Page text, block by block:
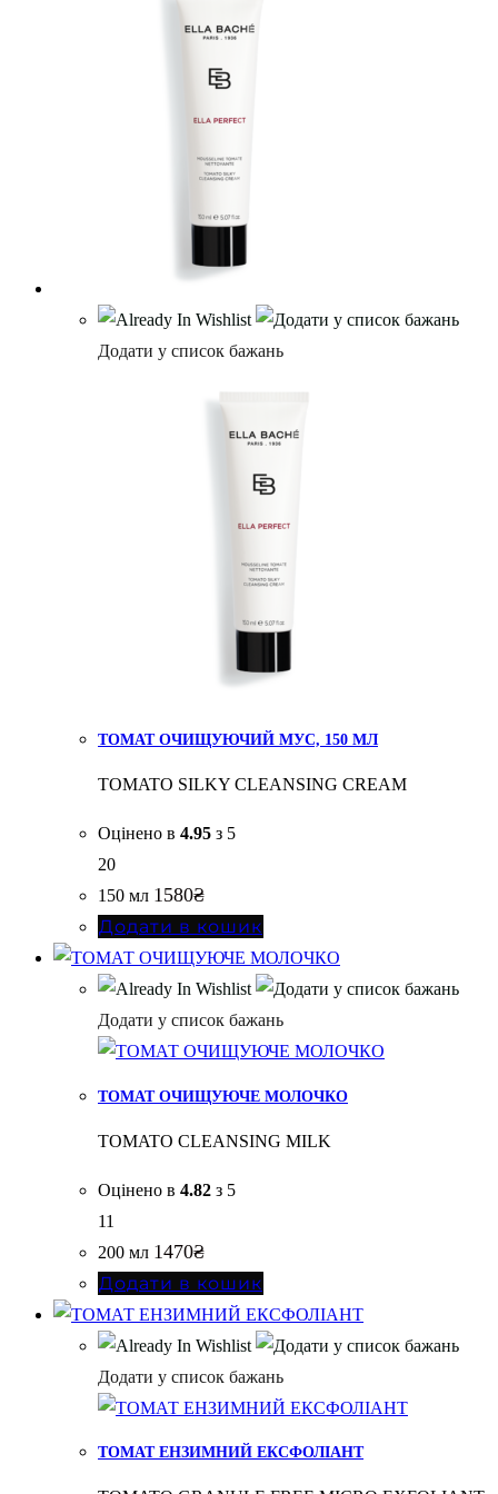
Додати у список бажань
ТОМАТ ОЧИЩУЮЧИЙ МУС, 150 МЛ
TOMATO SILKY CLEANSING CREAM
Оцінено в 4.95 з 5
20
150 мл 1580₴
Додати в кошик
Додати у список бажань
ТОМАТ ОЧИЩУЮЧЕ МОЛОЧКО
TOMATO CLEANSING MILK
Оцінено в 4.82 з 5
11
200 мл 1470₴
Додати в кошик
Додати у список бажань
ТОМАТ ЕНЗИМНИЙ ЕКСФОЛІАНТ